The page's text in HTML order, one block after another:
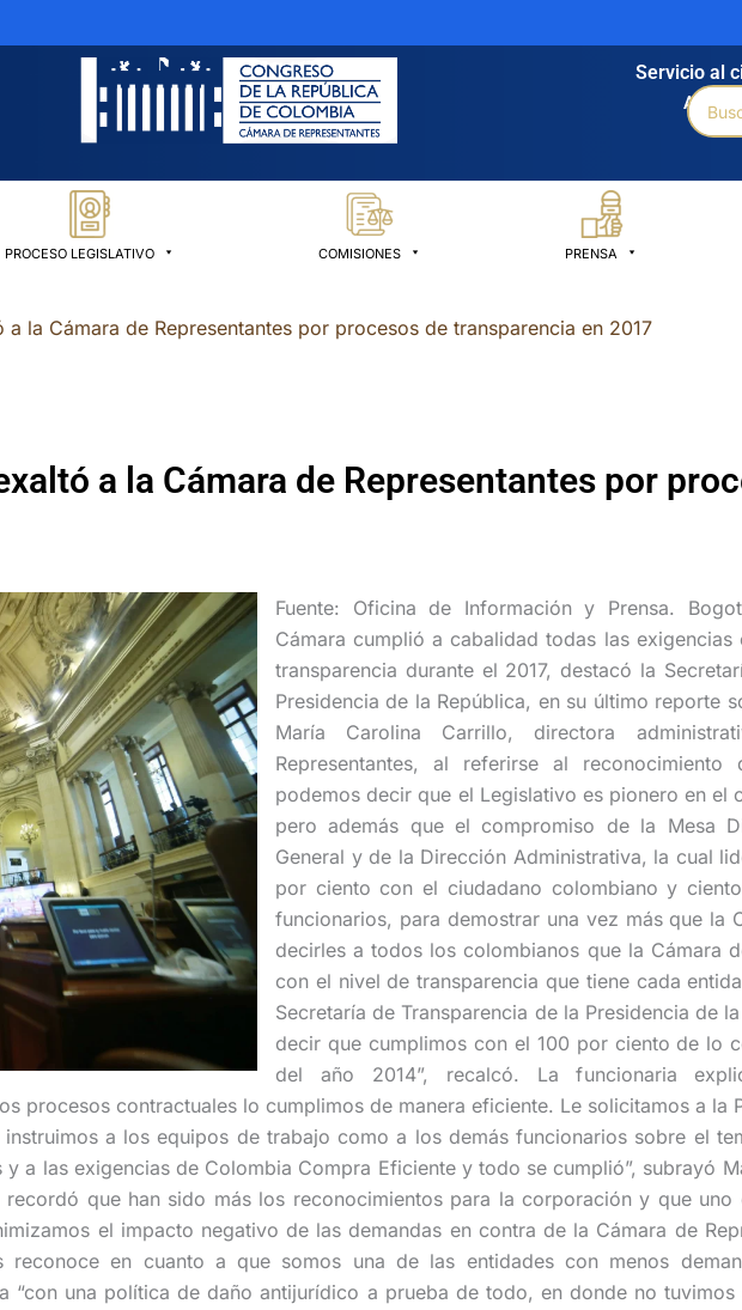
Servicio al
Buscar
por:
PROCESO LEGISLATIVO COMISIONES PRENSA
la Cámara de Representantes por procesos de transparencia en 2017
a la Cámara de Representantes por
Fuente: Oficina de Información y Prensa.
Cámara cumplió a cabalidad todas las exigencias
transparencia durante el 2017, destacó la
Presidencia de la República, en su último reporte
María Carolina Carrillo, directora
Representantes, al referirse al
podemos decir que el Legislativo es pionero en el
pero además que el compromiso de la Mesa
General y de la Dirección Administrativa, la cual
por ciento con el ciudadano colombiano y
funcionarios, para demostrar una vez más que la
decirles a todos los colombianos que la Cámara
con el nivel de transparencia que tiene cada
Secretaría de Transparencia de la Presidencia de
decir que cumplimos con el 100 por ciento de lo
del año 2014”, recalcó. La funcionaria
procesos contractuales lo cumplimos de manera eficiente. Le solicitamos a la
a los equipos de trabajo como a los demás funcionarios sobre el
a las exigencias de Colombia Compra Eficiente y todo se cumplió”, subrayó
que han sido más los reconocimientos para la corporación y que
el impacto negativo de las demandas en contra de la Cámara de
en cuanto a que somos una de las entidades con menos
“con una política de daño antijurídico a prueba de todo, en donde no